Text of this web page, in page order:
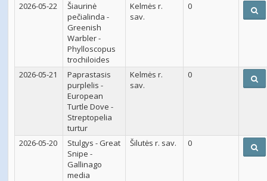
2026-05-22
Šiaurinė
pečialinda -
Greenish
Warbler -
Phylloscopus
trochiloides
Kelmės r.
sav.
0
2026-05-21
Paprastasis
purplelis -
European
Turtle Dove -
Streptopelia
turtur
Kelmės r.
sav.
0
2026-05-20
Stulgys - Great
Snipe -
Gallinago
media
Šilutės r. sav. 0